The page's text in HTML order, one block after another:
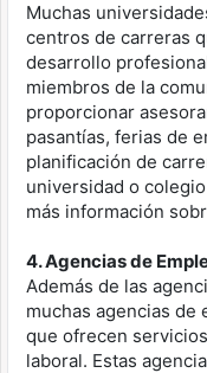
Muchas
centros de carreras
desarrollo
miembros de la
proporcionar
pasantías, ferias de
planificación de
universidad o
más información
4. Agencias de
Además de las
muchas agencias de
que ofrecen
laboral. Estas